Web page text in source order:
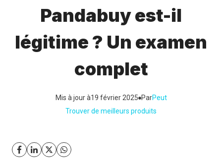
Pandabuy est-il
légitime ? Un examen
complet
Mis à jour à19 février 2025 ParPeut
Trouver de meilleurs produits